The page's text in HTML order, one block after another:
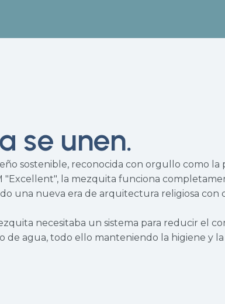
se unen.
sostenible, reconocida con orgullo como
"Excellent", la mezquita funciona
una nueva era de arquitectura religiosa con
necesitaba un sistema para reducir el
agua, todo ello manteniendo la higiene y